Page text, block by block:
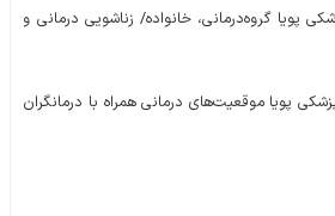
پویا گروه‌درمانی، خانواده/ زناشویی درمانی و
پویا موقعیت‌های درمانی همراه با درمانگران